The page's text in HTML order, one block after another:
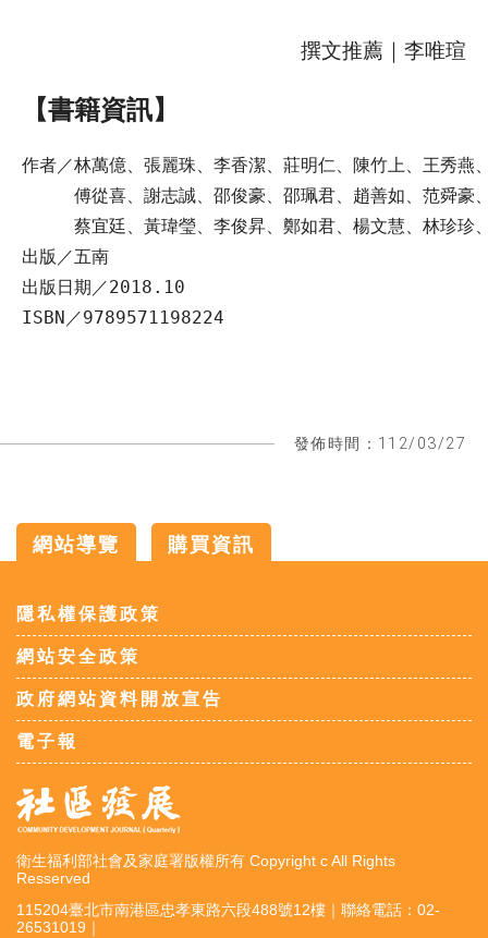
撰文推薦｜李唯瑄
【書籍資訊】
作者／林萬億、張麗珠、李香潔、莊明仁、陳竹上、王秀燕
傅從喜、謝志誠、邵俊豪、邵珮君、趙善如、范舜豪、
蔡宜廷、黃瑋瑩、李俊昇、鄭如君、楊文慧、林珍珍、
出版／五南
出版日期／2018.10
ISBN／9789571198224
發佈時間：112/03/27
網站導覽
購買資訊
隱私權保護政策
網站安全政策
政府網站資料開放宣告
電子報
衛生福利部社會及家庭署版權所有 Copyright c All Rights
Resserved
115204臺北市南港區忠孝東路六段488號12樓｜聯絡電話：02-
26531019｜